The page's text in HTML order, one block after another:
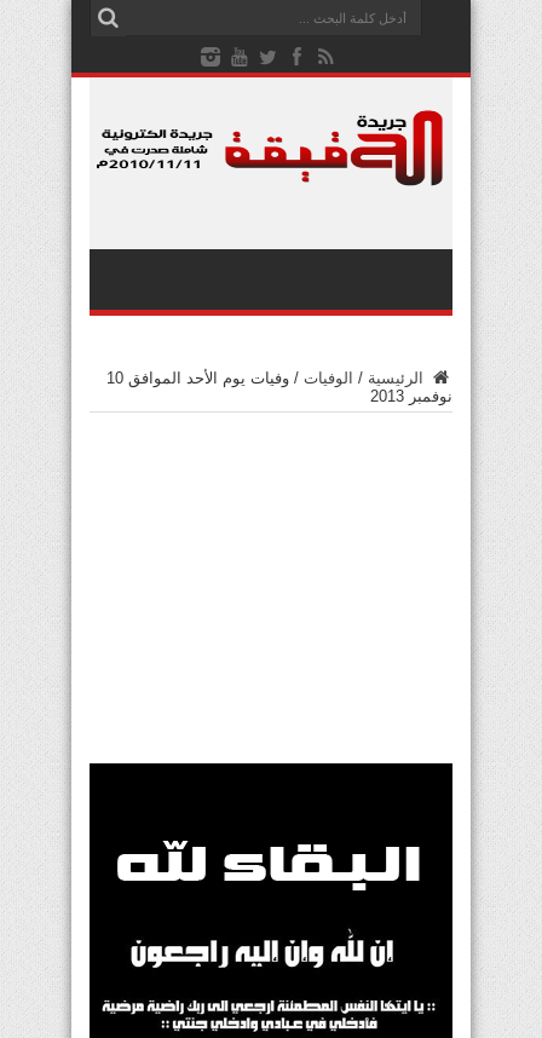
الرئيسية / الوفيات /
وفيات يوم الأحد الموافق 10
نوفمبر 2013